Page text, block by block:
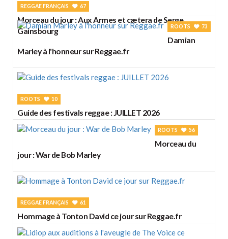
REGGAE FRANÇAIS 67
Morceau du jour : Aux Armes et cætera de Serge
Gainsbourg
ROOTS 73
Damian
Marley à l'honneur sur Reggae.fr
ROOTS 10
Guide des festivals reggae : JUILLET 2026
ROOTS 56
Morceau du
jour : War de Bob Marley
REGGAE FRANÇAIS 61
Hommage à Tonton David ce jour sur Reggae.fr